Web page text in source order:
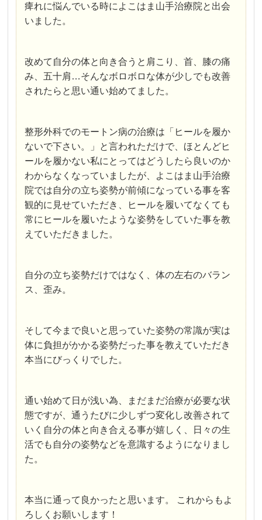
痺れに悩んでいる時によこはま山手治療院と出会
いました。
改めて自分の体と向き合うと肩こり、首、膝の痛
み、五十肩…そんなボロボロな体が少しでも改善
されたらと思い通い始めてました。
整形外科でのモートン病の治療は「ヒールを履か
ないで下さい。」と言われただけで、ほとんどヒ
ールを履かない私にとってはどうしたら良いのか
わからなくなっていましたが、よこはま山手治療
院では自分の立ち姿勢が前傾になっている事を客
観的に見せていただき、ヒールを履いてなくても
常にヒールを履いたような姿勢をしていた事を教
えていただきました。
自分の立ち姿勢だけではなく、体の左右のバラン
ス、歪み。
そして今まで良いと思っていた姿勢の常識が実は
体に負担がかかる姿勢だった事を教えていただき
本当にびっくりでした。
通い始めて日が浅い為、まだまだ治療が必要な状
態ですが、通うたびに少しずつ変化し改善されて
いく自分の体と向き合える事が嬉しく、日々の生
活でも自分の姿勢などを意識するようになりまし
た。
本当に通って良かったと思います。 これからもよ
ろしくお願いします！